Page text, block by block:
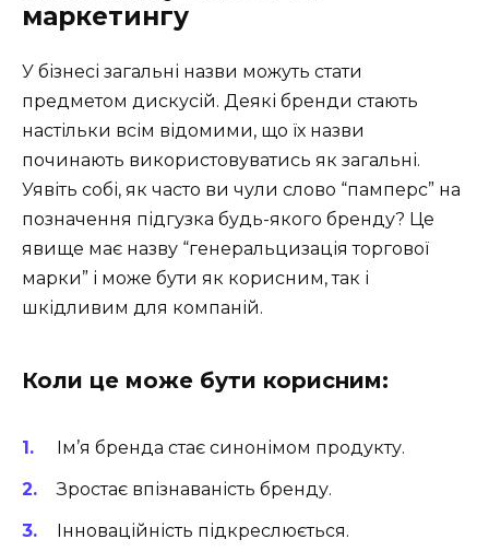
маркетингу
У бізнесі загальні назви можуть стати
предметом дискусій. Деякі бренди стають
настільки всім відомими, що їх назви
починають використовуватись як загальні.
Уявіть собі, як часто ви чули слово “памперс” на
позначення підгузка будь-якого бренду? Це
явище має назву “генеральцизація торгової
марки” і може бути як корисним, так і
шкідливим для компаній.
Коли це може бути корисним:
Ім’я бренда стає синонімом продукту.
Зростає впізнаваність бренду.
Інноваційність підкреслюється.